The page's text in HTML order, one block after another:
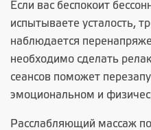
Если вас беспокоит
испытываете усталость,
наблюдается
необходимо сделать
сеансов поможет
эмоциональном и
Расслабляющий массаж